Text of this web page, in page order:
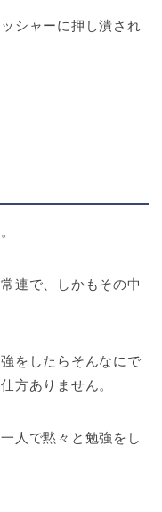
シャーに押し潰され
連で、しかもその中
をしたらそんなにで
方ありません。
人で黙々と勉強をし